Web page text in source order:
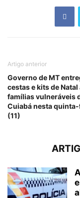
Artigo anterior
Governo de MT
cestas e kits de Natal
famílias vulneráveis
Cuiabá nesta
(11)